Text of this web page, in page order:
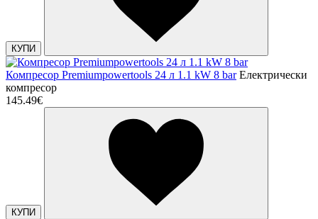
КУПИ
Компресор Premiumpowertools 24 л 1.1 kW 8 bar Електрически
компресор
145.49€
КУПИ